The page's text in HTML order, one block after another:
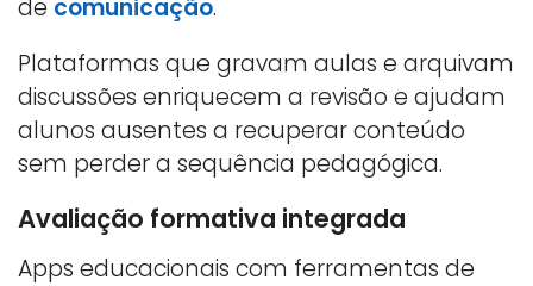
de comunicação.
Plataformas que gravam aulas e arquivam
discussões enriquecem a revisão e ajudam
alunos ausentes a recuperar conteúdo
sem perder a sequência pedagógica.
Avaliação formativa integrada
Apps educacionais com ferramentas de